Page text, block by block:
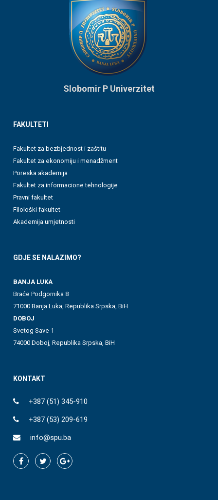
Slobomir P Univerzitet
FAKULTETI
Fakultet za bezbjednost i zaštitu
Fakultet za ekonomiju i menadžment
Poreska akademija
Fakultet za informacione tehnologije
Pravni fakultet
Filološki fakultet
Akademija umjetnosti
GDJE SE NALAZIMO?
BANJA LUKA
Braće Podgornika 8
71000 Banja Luka, Republika Srpska, BiH
DOBOJ
Svetog Save 1
74000 Doboj, Republika Srpska, BiH
KONTAKT
+387 (51) 345-910
+387 (53) 209-619
info@spu.ba